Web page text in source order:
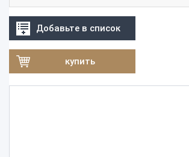
Добавьте в список
купить